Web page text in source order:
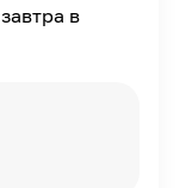
в